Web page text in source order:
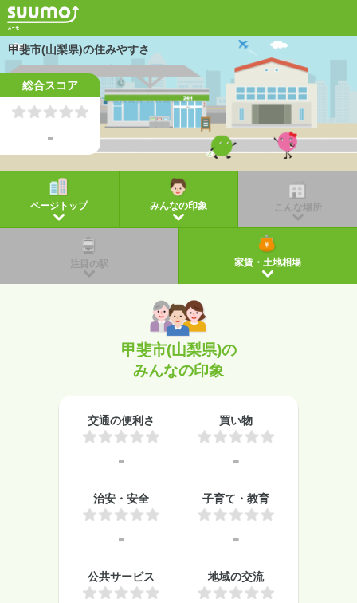
甲斐市(山梨県)の住みやすさ
ページトップ みんなの印象 こんな場所
注目の駅 家賃・土地相場
総合スコア
-
甲斐市(山梨県)の
みんなの印象
交通の便利さ
-
買い物
-
治安・安全
-
子育て・教育
-
公共サービス 地域の交流